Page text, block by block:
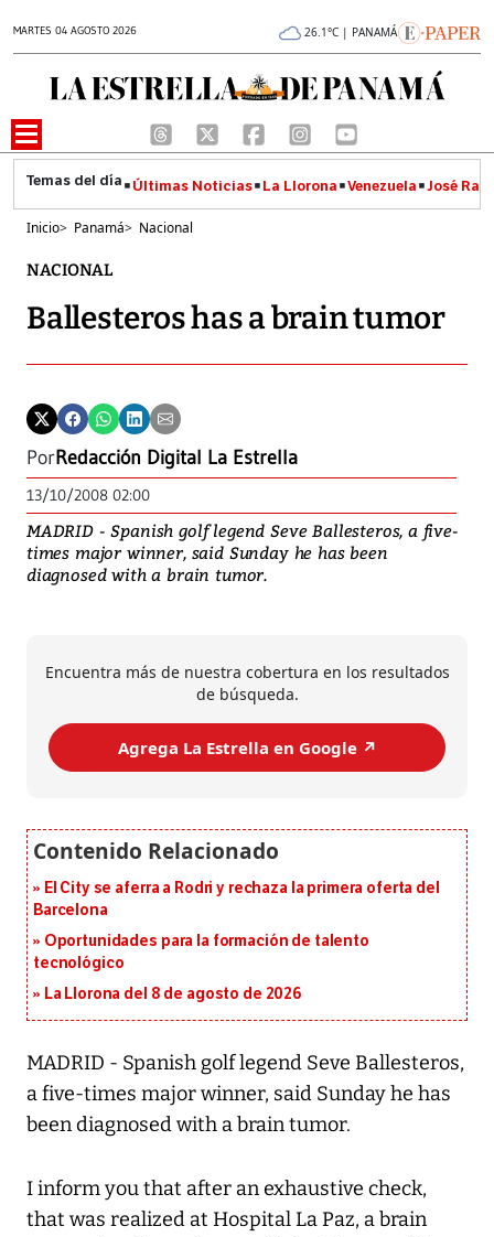
MARTES 04 AGOSTO 2026 26.1°C | PANAMÁ
Últimas Noticias La Llorona Venezuela José
Inicio> Panamá> Nacional
NACIONAL
Ballesteros has a brain tumor
PorRedacción Digital La Estrella
13/10/2008 02:00
MADRID - Spanish golf legend Seve Ballesteros, a five-
times major winner, said Sunday he has been
diagnosed with a brain tumor.
Encuentra más de nuestra cobertura en los resultados
de búsqueda.
Agrega La Estrella en Google ↗️
El City se aferra a Rodri y rechaza la primera oferta del
Barcelona
Oportunidades para la formación de talento
tecnológico
La Llorona del 8 de agosto de 2026
MADRID - Spanish golf legend Seve Ballesteros,
a five-times major winner, said Sunday he has
been diagnosed with a brain tumor.
I inform you that after an exhaustive check,
that was realized at Hospital La Paz, a brain